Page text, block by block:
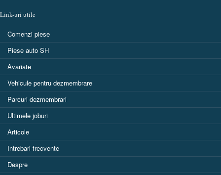
Link-uri utile
Comenzi piese
Piese auto SH
Avariate
Vehicule pentru dezmembrare
Parcuri dezmembrari
Ultimele joburi
Articole
Intrebari frecvente
Despre